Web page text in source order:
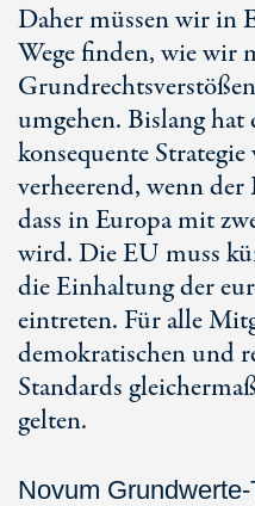
Daher müssen wir in
Wege finden, wie wir
umgehen. Bislang
konsequente
verheerend, wenn
dass in Europa mit
wird. Die EU muss
die Einhaltung der
eintreten. Für alle
demokratischen und
Standards
gelten.
Novum